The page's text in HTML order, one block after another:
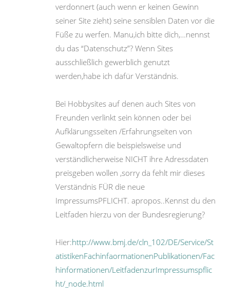
verdonnert (auch wenn er keinen Gewinn
seiner Site zieht) seine sensiblen Daten vor die
Füße zu werfen. Manu,ich bitte dich,…nennst
du das “Datenschutz”? Wenn Sites
ausschließlich gewerblich genutzt
werden,habe ich dafür Verständnis.
Bei Hobbysites auf denen auch Sites von
Freunden verlinkt sein können oder bei
Aufklärungsseiten /Erfahrungseiten von
Gewaltopfern die beispielsweise und
verständlicherweise NICHT ihre Adressdaten
preisgeben wollen ,sorry da fehlt mir dieses
Verständnis FÜR die neue
ImpressumsPFLICHT. apropos..Kennst du den
Leitfaden hierzu von der Bundesregierung?
Hier:http://www.bmj.de/cln_102/DE/Service/St
atistikenFachinfaormationenPublikationen/Fac
hinformationen/LeitfadenzurImpressumspflic
ht/_node.html